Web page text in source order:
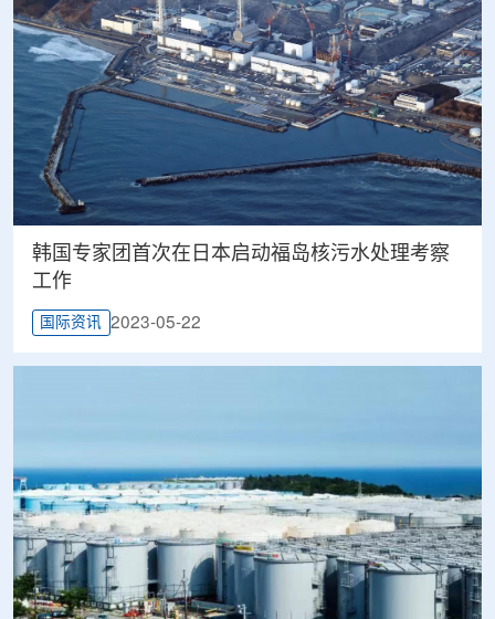
韩国专家团首次在日本启动福岛核污水处理考察
工作
国际资讯 2023-05-22